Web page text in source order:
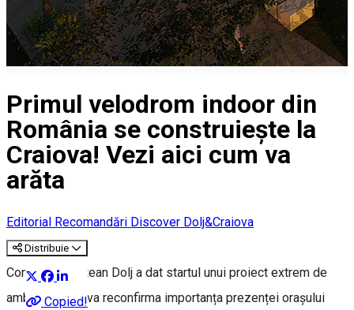
Primul velodrom indoor din
România se construiește la
Craiova! Vezi aici cum va
arăta
Editorial Recomandări Discover Dolj&Craiova
Distribuie
Copied!
Consiliul Județean Dolj a dat startul unui proiect extrem de
ambițios, care va reconfirma importanța prezenței orașului